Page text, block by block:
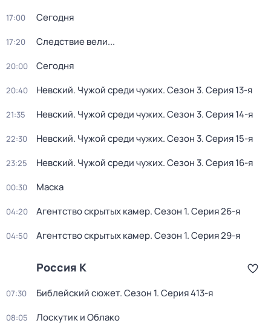
17:00 Сегодня
17:20 Следствие вели...
20:00 Сегодня
20:40 Невский. Чужой среди чужих. Сезон 3. Серия 13-я
21:35 Невский. Чужой среди чужих. Сезон 3. Серия 14-я
22:30 Невский. Чужой среди чужих. Сезон 3. Серия 15-я
23:25 Невский. Чужой среди чужих. Сезон 3. Серия 16-я
00:30 Маска
04:20 Агентство скрытых камер. Сезон 1. Серия 26-я
04:50 Агентство скрытых камер. Сезон 1. Серия 29-я
Россия К
07:30 Библейский сюжет. Сезон 1. Серия 413-я
08:05 Лоскутик и Облако